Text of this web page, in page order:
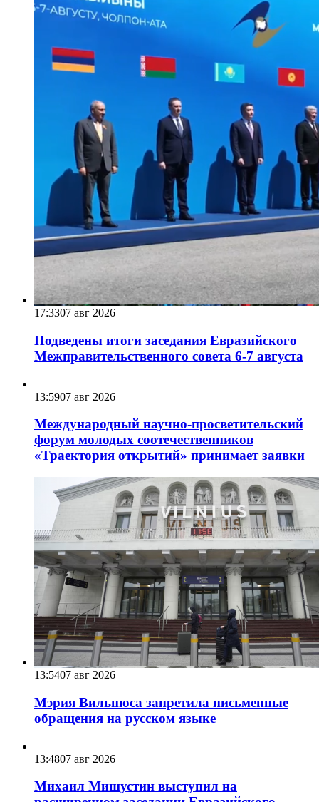
17:3307 авг 2026
Подведены итоги заседания Евразийского
Межправительственного совета 6-7 августа
13:5907 авг 2026
Международный научно-просветительский
форум молодых соотечественников
«Траектория открытий» принимает заявки
13:5407 авг 2026
Мэрия Вильнюса запретила письменные
обращения на русском языке
13:4807 авг 2026
Михаил Мишустин выступил на